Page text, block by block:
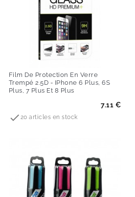
Film De Protection En Verre
Trempé 2.5D - IPhone 6 Plus, 6S
Plus, 7 Plus Et 8 Plus
7.11 €
 20 articles en stock